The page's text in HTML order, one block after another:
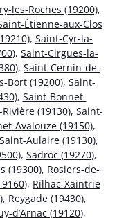
les-Roches (19200),
Étienne-aux-Clos
, Saint-Cyr-la-
, Saint-Cirgues-la-
, Saint-Cernin-de-
Bort (19200), Saint-
, Saint-Bonnet-
(19130), Saint-
Avalouze (19150),
Saint-Aulaire (19130),
, Sadroc (19270),
(19300), Rosiers-de-
, Rilhac-Xaintrie
, Reygade (19430),
d’Arnac (19120),